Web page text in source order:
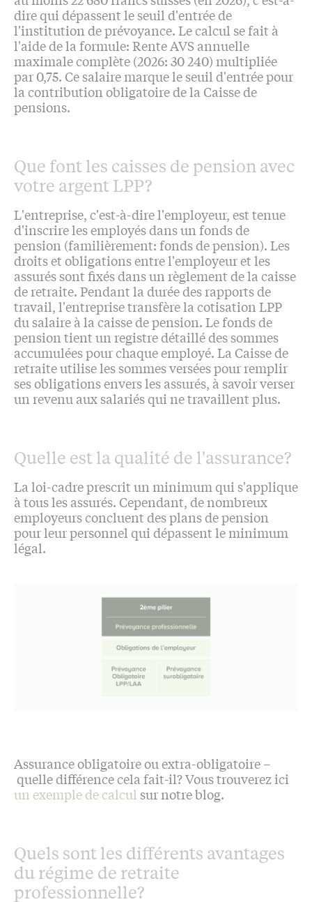
dire qui dépassent le seuil d'entrée de
l'institution de prévoyance. Le calcul se fait à
l'aide de la formule: Rente AVS annuelle
maximale complète (2026: 30 240) multipliée
par 0,75. Ce salaire marque le seuil d'entrée pour
la contribution obligatoire de la Caisse de
pensions.
Que font les caisses de pension avec
votre argent LPP?
L'entreprise, c'est-à-dire l'employeur, est tenue
d'inscrire les employés dans un fonds de
pension (familièrement: fonds de pension). Les
droits et obligations entre l'employeur et les
assurés sont fixés dans un règlement de la caisse
de retraite. Pendant la durée des rapports de
travail, l'entreprise transfère la cotisation LPP
du salaire à la caisse de pension. Le fonds de
pension tient un registre détaillé des sommes
accumulées pour chaque employé. La Caisse de
retraite utilise les sommes versées pour remplir
ses obligations envers les assurés, à savoir verser
un revenu aux salariés qui ne travaillent plus.
Quelle est la qualité de l'assurance?
La loi-cadre prescrit un minimum qui s'applique
à tous les assurés. Cependant, de nombreux
employeurs concluent des plans de pension
pour leur personnel qui dépassent le minimum
légal.
Assurance obligatoire ou extra-obligatoire –
quelle différence cela fait-il? Vous trouverez ici
un exemple de calcul sur notre blog.
Quels sont les différents avantages
du régime de retraite
professionnelle?